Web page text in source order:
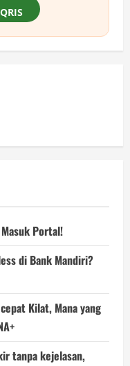
Portal!
di Bank Mandiri?
Kilat, Mana yang
tanpa kejelasan,